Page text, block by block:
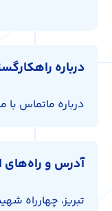
درباره
درباره ماتماس با
آدرس و راه‌های
تبریز، چهارراه